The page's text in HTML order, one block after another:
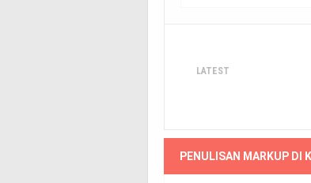
LATEST
PENULISAN MARKUP DI